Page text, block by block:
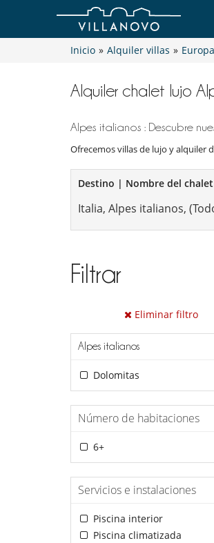
Inicio » Alquiler villas » Europa
Alquiler chalet lujo
Alpes italianos : Descubre
Ofrecemos villas de lujo y alquiler
Destino | Nombre del chalet
Filtrar
Eliminar filtro
Alpes italianos
Dolomitas
Número de habitaciones
6+
Servicios e instalaciones
Piscina interior
Piscina climatizada